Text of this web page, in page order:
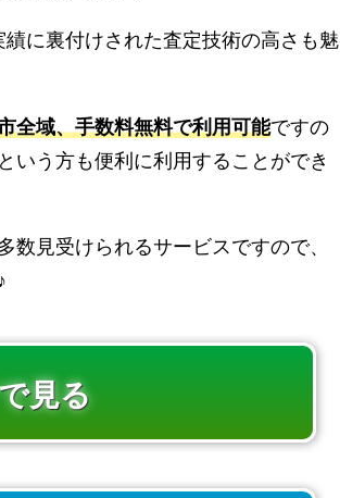
績に裏付けされた査定技術の高さも魅
全域、手数料無料で利用可能ですの
いう方も便利に利用することができ
見受けられるサービスですので、
見る